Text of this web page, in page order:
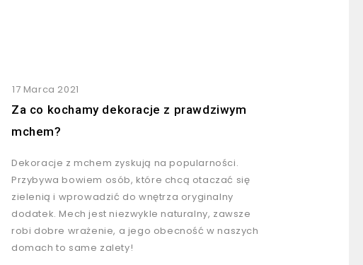
17 Marca 2021
Za co kochamy dekoracje z prawdziwym
mchem?
Dekoracje z mchem zyskują na popularności.
Przybywa bowiem osób, które chcą otaczać się
zielenią i wprowadzić do wnętrza oryginalny
dodatek. Mech jest niezwykle naturalny, zawsze
robi dobre wrażenie, a jego obecność w naszych
domach to same zalety!